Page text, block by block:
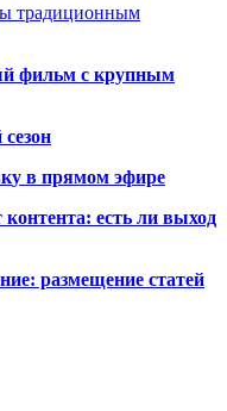
традиционным
фильм с крупным
у в прямом эфире
есть ли выход
размещение статей